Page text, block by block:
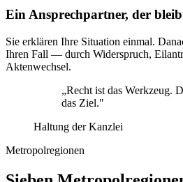
Ein Ansprechpartner, der
Sie erklären Ihre Situation einmal.
Ihren Fall — durch Widerspruch,
Aktenwechsel.
„Recht ist das Werkzeug.
das Ziel."
Haltung der Kanzlei
Metropolregionen